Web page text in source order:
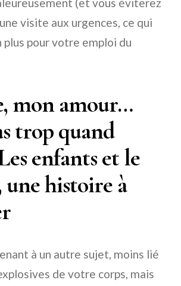
(et vous éviterez
visite aux urgences, ce qui
pour votre emploi du
mon amour…
trop quand
enfants et le
une histoire à
à un autre sujet, moins lié
de votre corps, mais